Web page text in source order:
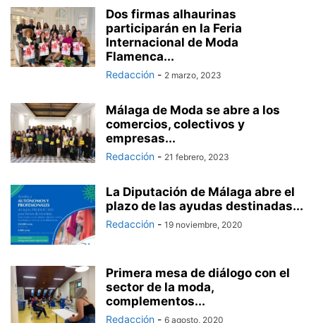
Dos firmas alhaurinas
participarán en la Feria
Internacional de Moda
Flamenca...
Redacción - 2 marzo, 2023
Málaga de Moda se abre a los
comercios, colectivos y
empresas...
Redacción - 21 febrero, 2023
La Diputación de Málaga abre el
plazo de las ayudas destinadas...
Redacción - 19 noviembre, 2020
Primera mesa de diálogo con el
sector de la moda,
complementos...
Redacción - 6 agosto, 2020